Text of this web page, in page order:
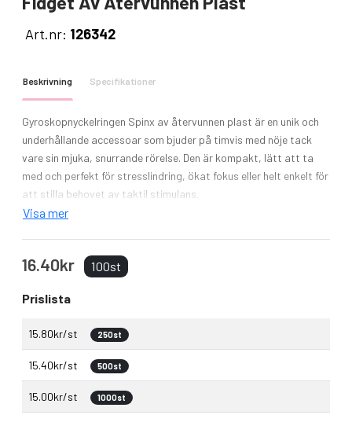
Art.nr: 126342
Beskrivning Specifikationer
Gyroskopnyckelringen Spinx av återvunnen plast är en unik och
underhållande accessoar som bjuder på timvis med nöje tack
vare sin mjuka, snurrande rörelse. Den är kompakt, lätt att ta
med och perfekt för stresslindring, ökat fokus eller helt enkelt för
att stilla behovet av taktil stimulans.
Visa mer
16.40kr 100st
Prislista
15.80kr/st 250st
15.40kr/st 500st
15.00kr/st 1000st